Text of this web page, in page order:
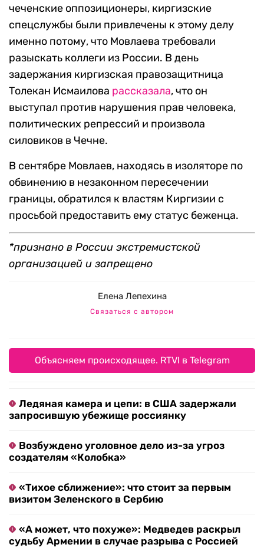
чеченские оппозиционеры, киргизские
спецслужбы были привлечены к этому делу
именно потому, что Мовлаева требовали
разыскать коллеги из России. В день
задержания киргизская правозащитница
Толекан Исмаилова рассказала, что он
выступал против нарушения прав человека,
политических репрессий и произвола
силовиков в Чечне.
В сентябре Мовлаев, находясь в изоляторе по
обвинению в незаконном пересечении
границы, обратился к властям Киргизии с
просьбой предоставить ему статус беженца.
*признано в России экстремистской
организацией и запрещено
Елена Лепехина
Связаться с автором
Объясняем происходящее. RTVI в Telegram
Ледяная камера и цепи: в США задержали
запросившую убежище россиянку
Возбуждено уголовное дело из-за угроз
создателям «Колобка»
«Тихое сближение»: что стоит за первым
визитом Зеленского в Сербию
«А может, что похуже»: Медведев раскрыл
судьбу Армении в случае разрыва с Россией